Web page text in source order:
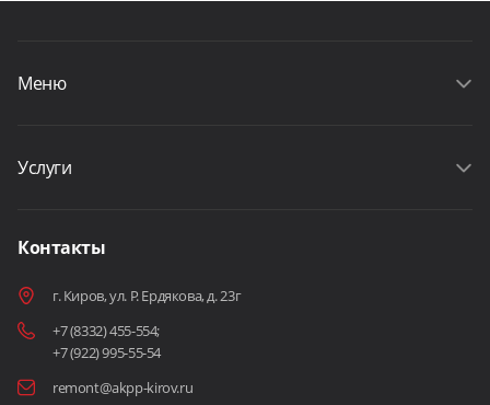
Меню
Услуги
Контакты
г. Киров, ул. Р. Ердякова, д. 23г
+7 (8332) 455-554;
+7 (922) 995-55-54
remont@akpp-kirov.ru